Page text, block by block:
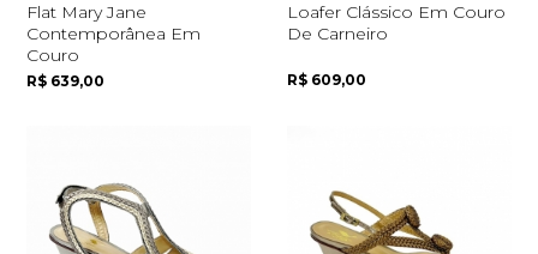
Flat Mary Jane
Contemporânea Em
Couro
R$ 639,00
Loafer Clássico Em Couro
De Carneiro
R$ 609,00